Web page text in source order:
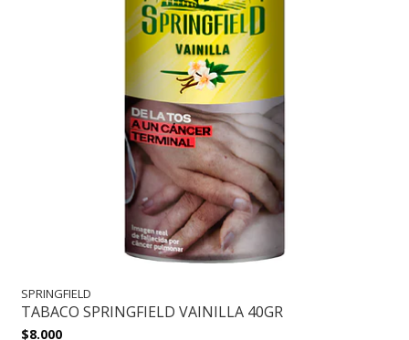
SPRINGFIELD
TABACO SPRINGFIELD VAINILLA 40GR
$8.000